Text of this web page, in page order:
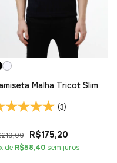
Malha Tricot Slim
(3)
R$175,20
x de R$58,40 sem juros